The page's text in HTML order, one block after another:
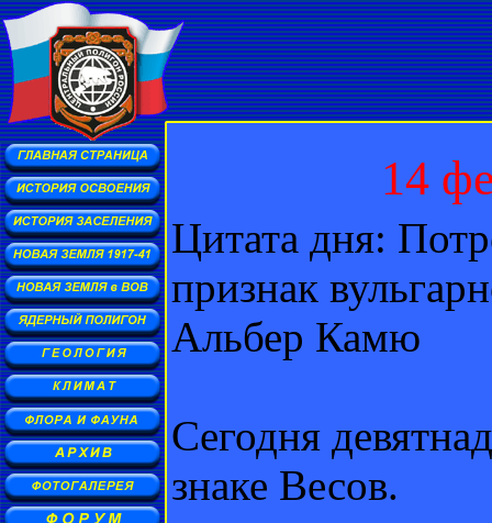
14
Цитата дня:
признак
Альбер Камю
Сегодня
знаке Весов.